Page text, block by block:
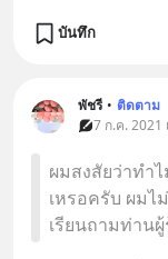
บันทึก
พัชรี • ติดตาม
7 ก.ค. 2021
ผมสงสัยว่าทำ
เหรอครับ ผมไ
เรียนถามท่าน